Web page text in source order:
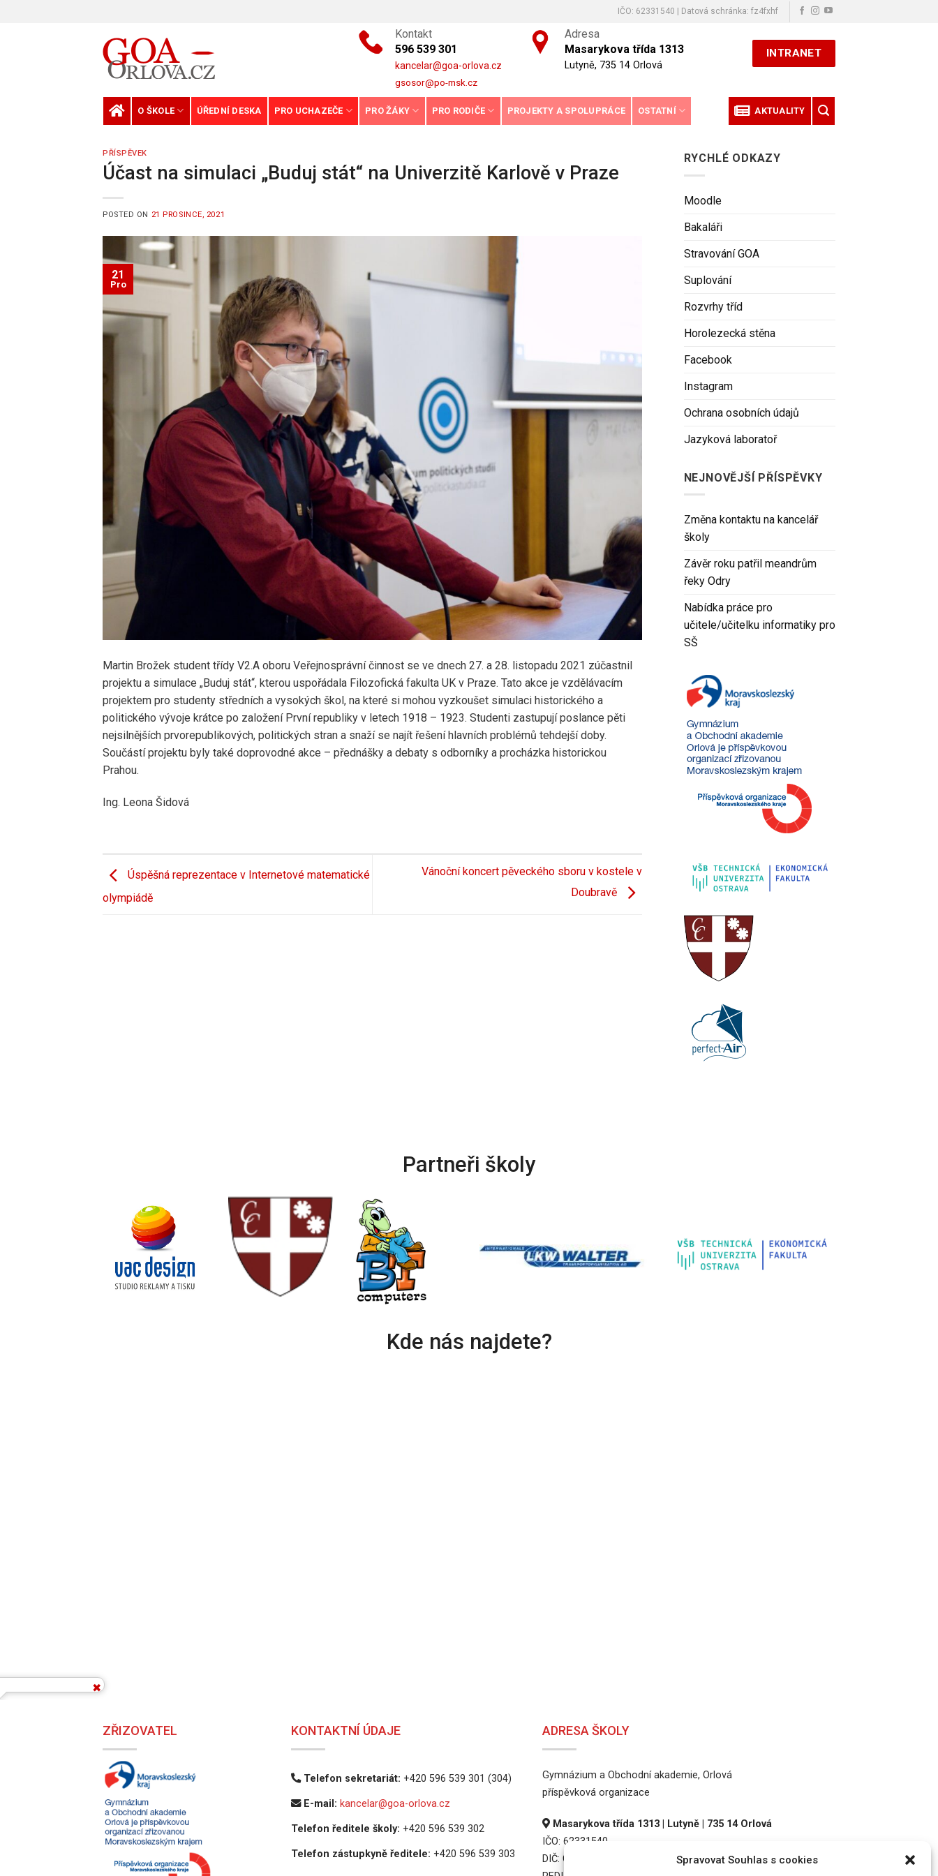
Spravovat Souhlas s cookies
IČO: 62331540 | Datová schránka: fz4fxhf
Kontakt
596 539 301
kancelar@goa-orlova.cz
gsosor@po-msk.cz
Adresa
Masarykova třída 1313
Lutyně, 735 14 Orlová
INTRANET
O ŠKOLE ÚŘEDNÍ DESKA PRO UCHAZEČE PRO ŽÁKY PRO RODIČE PROJEKTY A SPOLUPRÁCE OSTATNÍ AKTUALITY
PŘÍSPĚVEK
Účast na simulaci „Buduj stát“ na Univerzitě Karlově v Praze
POSTED ON 21 PROSINCE, 2021
21
Pro
Martin Brožek student třídy V2.A oboru Veřejnosprávní činnost se ve dnech 27. a 28. listopadu 2021 zúčastnil
projektu a simulace „Buduj stát“, kterou uspořádala Filozofická fakulta UK v Praze. Tato akce je vzdělávacím
projektem pro studenty středních a vysokých škol, na které si mohou vyzkoušet simulaci historického a
politického vývoje krátce po založení První republiky v letech 1918 – 1923. Studenti zastupují poslance pěti
nejsilnějších prvorepublikových, politických stran a snaží se najít řešení hlavních problémů tehdejší doby.
Součástí projektu byly také doprovodné akce – přednášky a debaty s odborníky a procházka historickou
Prahou.
Ing. Leona Šidová
Úspěšná reprezentace v Internetové matematické
olympiádě
Vánoční koncert pěveckého sboru v kostele v
Doubravě
RYCHLÉ ODKAZY
Moodle
Bakaláři
Stravování GOA
Suplování
Rozvrhy tříd
Horolezecká stěna
Facebook
Instagram
Ochrana osobních údajů
Jazyková laboratoř
NEJNOVĚJŠÍ PŘÍSPĚVKY
Změna kontaktu na kancelář
školy
Závěr roku patřil meandrům
řeky Odry
Nabídka práce pro
učitele/učitelku informatiky pro
SŠ
Partneři školy
Kde nás najdete?
ZŘIZOVATEL KONTAKTNÍ ÚDAJE
Telefon sekretariát: +420 596 539 301 (304)
E-mail: kancelar@goa-orlova.cz
Telefon ředitele školy: +420 596 539 302
Telefon zástupkyně ředitele: +420 596 539 303
ADRESA ŠKOLY
Gymnázium a Obchodní akademie, Orlová
příspěvková organizace
Masarykova třída 1313 | Lutyně | 735 14 Orlová
IČO: 62331540
DIČ: CZ62331540